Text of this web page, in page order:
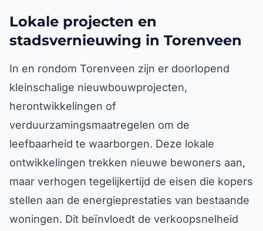
Lokale projecten en
stadsvernieuwing in Torenveen
In en rondom Torenveen zijn er doorlopend
kleinschalige nieuwbouwprojecten,
herontwikkelingen of
verduurzamingsmaatregelen om de
leefbaarheid te waarborgen. Deze lokale
ontwikkelingen trekken nieuwe bewoners aan,
maar verhogen tegelijkertijd de eisen die kopers
stellen aan de energieprestaties van bestaande
woningen. Dit beïnvloedt de verkoopsnelheid